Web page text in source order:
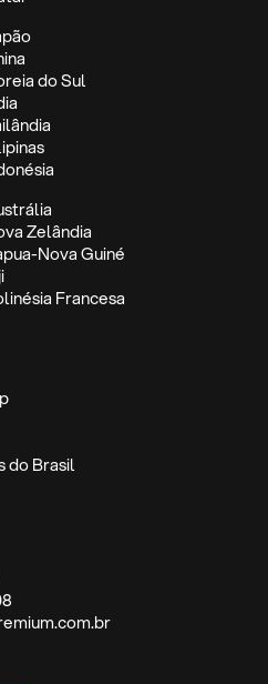
do Sul
Zelândia
Nova Guiné
Francesa
do Brasil